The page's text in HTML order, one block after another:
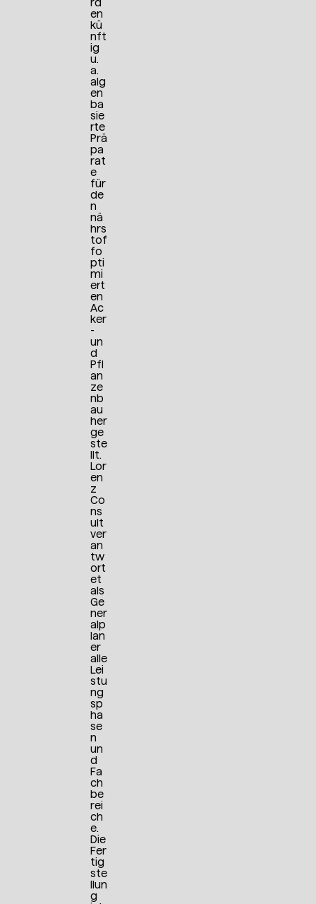
rd
en
kü
nft
ig
u.
a.
alg
en
ba
sie
rte
Prä
pa
rat
e
für
de
n
nä
hrs
tof
fo
pti
mi
ert
en
Ac
ker
-
un
d
Pfl
an
ze
nb
au
her
ge
ste
llt.
Lor
en
z
Co
ns
ult
ver
an
tw
ort
et
als
Ge
ner
alp
lan
er
alle
Lei
stu
ng
sp
ha
se
n
un
d
Fa
ch
be
rei
ch
e.
Die
Fer
tig
ste
llun
g